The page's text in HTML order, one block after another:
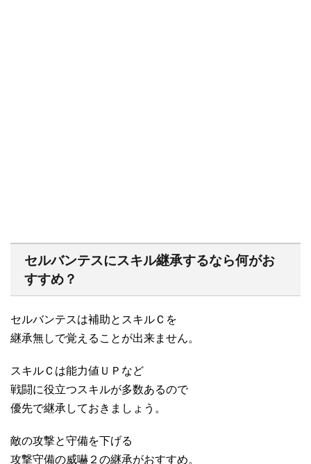
セルバンテスにスキル継承するなら何がお
すすめ？
セルバンテスは補助とスキルＣを
継承無しで覚えることが出来ません。
スキルＣは能力値ＵＰなど
戦闘に役立つスキルが多数あるので
優先で継承しておきましょう。
敵の攻撃と守備を下げる
攻撃守備の威嚇２の継承がおすすめ。